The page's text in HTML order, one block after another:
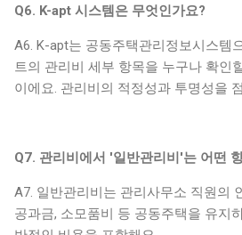
Q6. K-apt 시스템은 무엇인가요?
A6. K-apt는 공동주택관리정보시스템
트의 관리비 세부 항목을 누구나 확인
이에요. 관리비의 적정성과 투명성을
Q7. 관리비에서 '일반관리비'는 어떤
A7. 일반관리비는 관리사무소 직원의
공과금, 소모품비 등 공동주택을 유지